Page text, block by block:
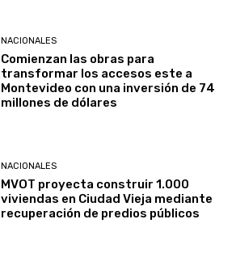
NACIONALES
Comienzan las obras para
transformar los accesos este a
Montevideo con una inversión de 74
millones de dólares
NACIONALES
MVOT proyecta construir 1.000
viviendas en Ciudad Vieja mediante
recuperación de predios públicos